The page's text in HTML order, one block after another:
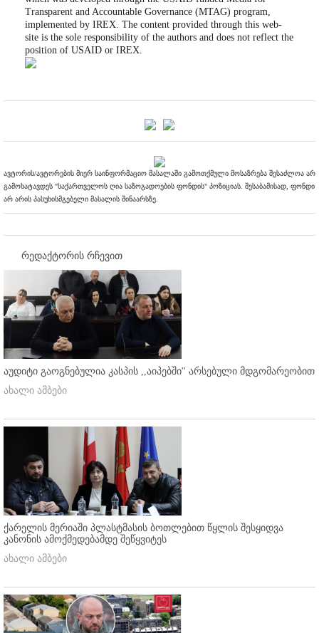
Transparent and Accountable Governance (MTAG) program,
implemented by IREX. The content provided through this web-
site is the sole responsibility of the authors and does not reflect the
position of USAID or IREX.
ავტორის/ავტორების მიერ საინფორმაციო მასალაში გამოთქმული მოსაზრება შესაძლოა არ
გამოხატავდეს "საქართველოს ღია საზოგადოების ფონდის" პოზიციას. შესაბამისად, ფონდი
არ არის პასუხისმგებელი მასალის შინაარსზე.
რედაქტორის რჩევით
აუდიტი გაოგნებულია კასპის ,,აიპებში'' არსებული მდგომარეობით
ახალი ამბები
ქარელის მერიაში პლასტმასის ბოთლებით წყლის შესყიდვა
კანონის ამოქმედებამდე შეწყვიტეს
ახალი ამბები